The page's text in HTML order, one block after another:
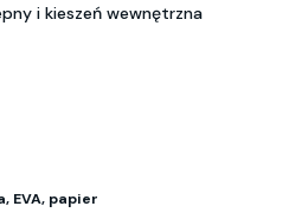
i kieszeń wewnętrzna
EVA, papier